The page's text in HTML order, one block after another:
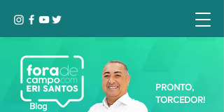
Blog
PRONTO,
TORCEDOR!